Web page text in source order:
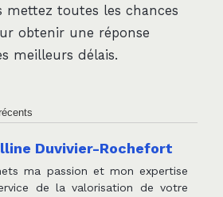
mettez toutes les chances
obtenir une réponse
meilleurs délais.
Duvivier-Rochefort
ma passion et mon expertise
de la valorisation de votre